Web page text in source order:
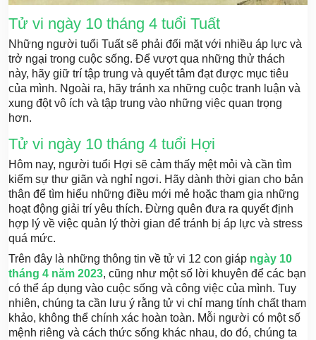
Tử vi ngày 10 tháng 4 tuổi Tuất
Những người tuổi Tuất sẽ phải đối mặt với nhiều áp lực và
trở ngại trong cuộc sống. Để vượt qua những thử thách
này, hãy giữ trí tập trung và quyết tâm đạt được mục tiêu
của mình. Ngoài ra, hãy tránh xa những cuộc tranh luận và
xung đột vô ích và tập trung vào những việc quan trọng
hơn.
Tử vi ngày 10 tháng 4 tuổi Hợi
Hôm nay, người tuổi Hợi sẽ cảm thấy mệt mỏi và cần tìm
kiếm sự thư giãn và nghỉ ngơi. Hãy dành thời gian cho bản
thân để tìm hiểu những điều mới mẻ hoặc tham gia những
hoạt động giải trí yêu thích. Đừng quên đưa ra quyết định
hợp lý về việc quản lý thời gian để tránh bị áp lực và stress
quá mức.
Trên đây là những thông tin về tử vi 12 con giáp ngày 10
tháng 4 năm 2023, cũng như một số lời khuyên để các bạn
có thể áp dụng vào cuộc sống và công việc của mình. Tuy
nhiên, chúng ta cần lưu ý rằng tử vi chỉ mang tính chất tham
khảo, không thể chính xác hoàn toàn. Mỗi người có một số
mệnh riêng và cách thức sống khác nhau, do đó, chúng ta